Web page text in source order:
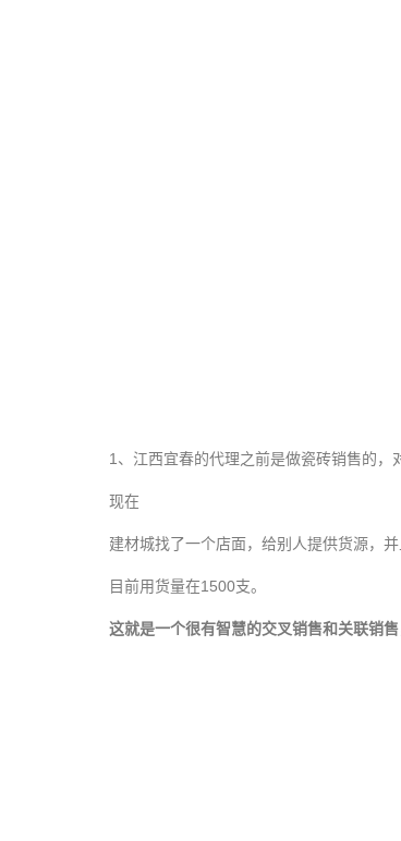
1、江西宜春的代理之前是做瓷砖销售的，
现在
建材城找了一个店面，给别人提供货源，并
目前用货量在1500支。
这就是一个很有智慧的交叉销售和关联销售